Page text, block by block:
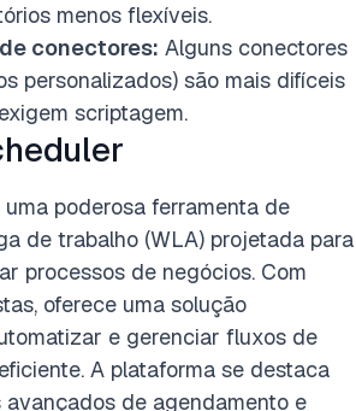
menos flexíveis.
conectores: Alguns conectores
personalizados) são mais difíceis
scriptagem.
poderosa ferramenta de
de trabalho (WLA) projetada para
processos de negócios. Com
oferece uma solução
e gerenciar fluxos de
A plataforma se destaca
avançados de agendamento e